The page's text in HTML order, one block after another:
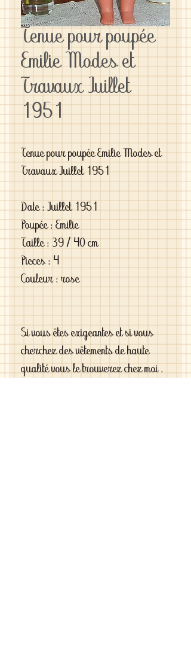
Tenue pour poupée
Emilie Modes et
Travaux Juillet
1951
Tenue pour poupée Emilie Modes et
Travaux Juillet 1951
Date : Juillet 1951
Poupée : Emilie
Taille : 39 / 40 cm
Pieces : 4
Couleur : rose
Si vous êtes exigeantes et si vous
cherchez des vêtements de haute
qualité vous le trouverez chez moi .